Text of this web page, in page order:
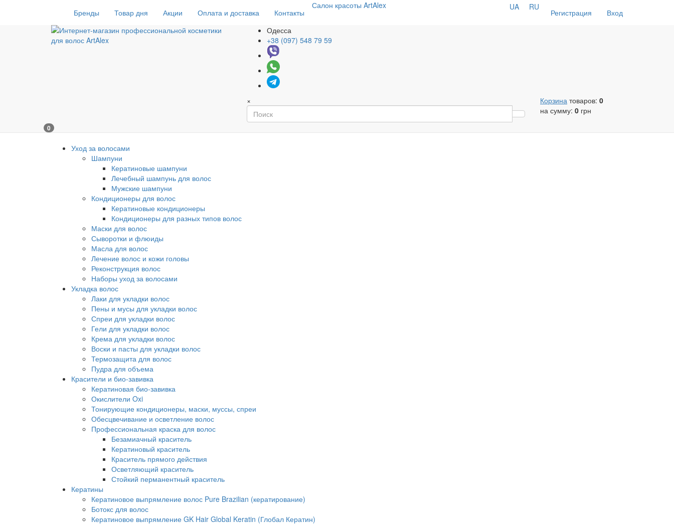
Бренды Товар дня Акции Оплата и доставка Контакты
Салон красоты ArtAlex
Регистрация Вход
UA RU
Одесса
+38 (097) 548 79 59
× Корзина товаров: 0
на сумму: 0 грн
0
Уход за волосами
Шампуни
Кератиновые шампуни
Лечебный шампунь для волос
Мужские шампуни
Кондиционеры для волос
Кератиновые кондиционеры
Кондиционеры для разных типов волос
Маски для волос
Сыворотки и флюиды
Масла для волос
Лечение волос и кожи головы
Реконструкция волос
Наборы уход за волосами
Укладка волос
Лаки для укладки волос
Пены и мусы для укладки волос
Спреи для укладки волос
Гели для укладки волос
Крема для укладки волос
Воски и пасты для укладки волос
Термозащита для волос
Пудра для объема
Красители и био-завивка
Кератиновая био-завивка
Окислители Oxi
Тонирующие кондиционеры, маски, муссы, спреи
Обесцвечивание и осветление волос
Профессиональная краска для волос
Безамиачный краситель
Кератиновый краситель
Краситель прямого действия
Осветляющий краситель
Стойкий перманентный краситель
Кератины
Кератиновое выпрямление волос Pure Brazilian (кератирование)
Ботокс для волос
Кератиновое выпрямление GK Hair Global Keratin (Глобал Кератин)